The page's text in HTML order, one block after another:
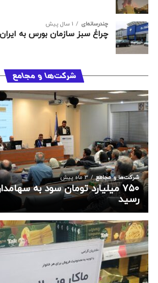
چندرسانه‌ای 1 سال پیش
چراغ سبز سازمان بورس به
شرکت‌ها و مجامع
شرکت‌ها و مجامع 3 ماه پیش
۷۵۰ میلیارد تومان سود به
رسید